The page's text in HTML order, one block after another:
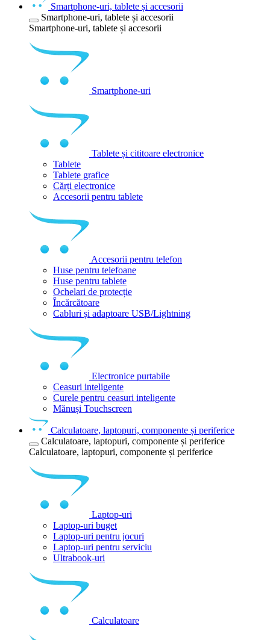
Smartphone-uri, tablete și accesorii
Smartphone-uri, tablete și accesorii
Smartphone-uri, tablete și accesorii
Smartphone-uri
Tablete și cititoare electronice
Tablete
Tablete grafice
Cărți electronice
Accesorii pentru tablete
Accesorii pentru telefon
Huse pentru telefoane
Huse pentru tablete
Ochelari de protecție
Încărcătoare
Cabluri și adaptoare USB/Lightning
Electronice purtabile
Ceasuri inteligente
Curele pentru ceasuri inteligente
Mănuși Touchscreen
Calculatoare, laptopuri, componente și periferice
Calculatoare, laptopuri, componente și periferice
Calculatoare, laptopuri, componente și periferice
Laptop-uri
Laptop-uri buget
Laptop-uri pentru jocuri
Laptop-uri pentru serviciu
Ultrabook-uri
Calculatoare